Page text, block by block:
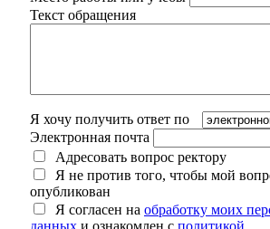
Текст обращения
Я хочу получить ответ по
Электронная почта
Адресовать вопрос ректору
Я не против того, чтобы мой
опубликован
Я согласен на обработку моих